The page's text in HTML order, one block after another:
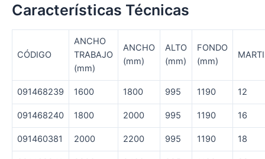
Características Técnicas
CÓDIGO
ANCHO
TRABAJO
(mm)
ANCHO
(mm)
ALTO
(mm)
FONDO
(mm)
091468239 1600 1800 995 1190 12
091468240 1800 2000 995 1190 16
091460381 2000 2200 995 1190 18